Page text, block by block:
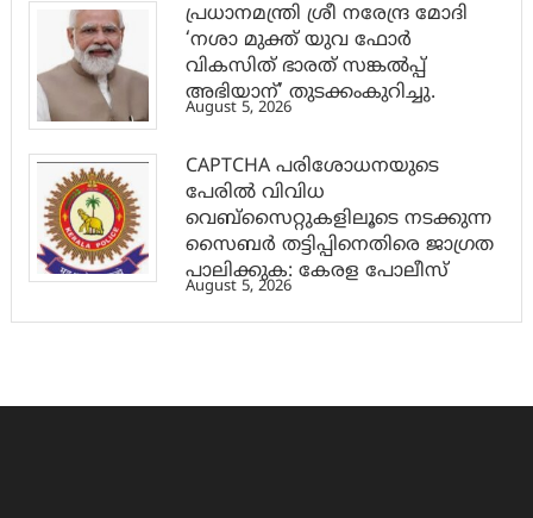
പ്രധാനമന്ത്രി ശ്രീ നരേന്ദ്ര മോദി
‘നശാ മുക്ത് യുവ ഫോർ
വികസിത് ഭാരത് സങ്കൽപ്പ്
അഭിയാന്’ തുടക്കംകുറിച്ചു.
August 5, 2026
CAPTCHA പരിശോധനയുടെ
പേരില്‍ വിവിധ
വെബ്സൈറ്റുകളിലൂടെ നടക്കുന്ന
സൈബര്‍ തട്ടിപ്പിനെതിരെ ജാഗ്രത
പാലിക്കുക: കേരള പോലീസ്
August 5, 2026